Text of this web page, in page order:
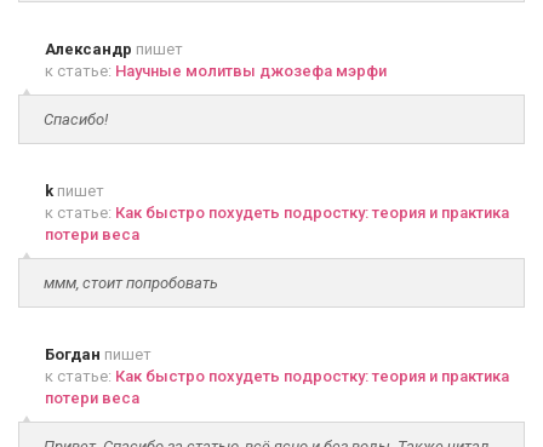
Александр пишет
к статье: Научные молитвы джозефа мэрфи
Спасибо!
k пишет
к статье: Как быстро похудеть подростку: теория и практика
потери веса
ммм, стоит попробовать
Богдан пишет
к статье: Как быстро похудеть подростку: теория и практика
потери веса